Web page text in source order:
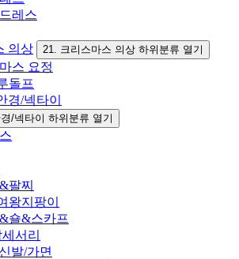
레스
의상
21. 크리스마스 의상 하위분류 열기
스 요정
돌프
경/넥타이
/넥타이 하위분류 열기
팔찌
왕지팡이
숄&스카프
서리
발/가면